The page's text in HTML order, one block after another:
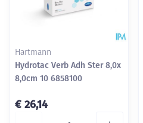
Hartmann
Hydrotac Verb Adh Ster 8,0x
8,0cm 10 6858100
€ 26,14